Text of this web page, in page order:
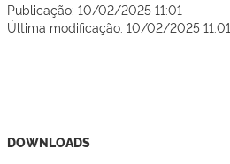
Publicação: 10/02/2025 11:01
Última modificação: 10/02/2025 11:01
DOWNLOADS